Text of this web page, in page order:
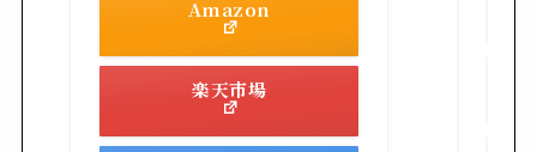
Amazon
楽天市場